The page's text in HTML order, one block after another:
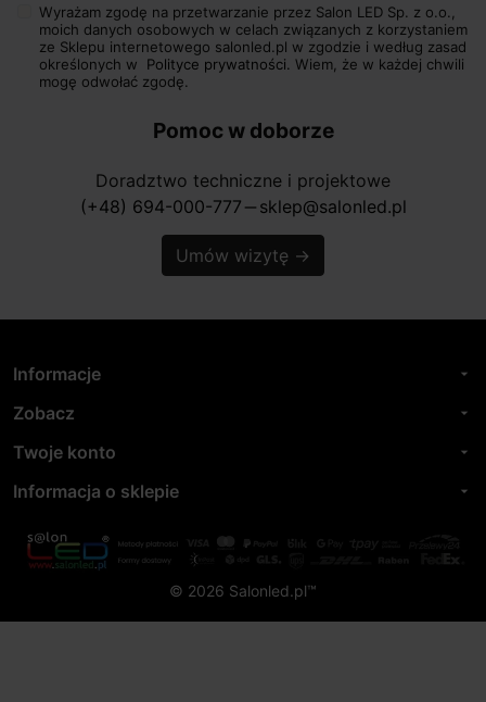
Wyrażam zgodę na przetwarzanie przez Salon LED Sp. z o.o.,
moich danych osobowych w celach związanych z korzystaniem
ze Sklepu internetowego salonled.pl w zgodzie i według zasad
określonych w Polityce prywatności. Wiem, że w każdej chwili
mogę odwołać zgodę.
Pomoc w doborze
Doradztwo techniczne i projektowe
(+48) 694-000-777 horizontal_rule sklep@salonled.pl
Umów wizytę →
Informacje arrow_drop_down
Zobacz arrow_drop_down
Twoje konto arrow_drop_down
Informacja o sklepie arrow_drop_down
© 2026 Salonled.pl™